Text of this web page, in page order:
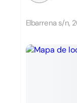
Elbarrena s/n,